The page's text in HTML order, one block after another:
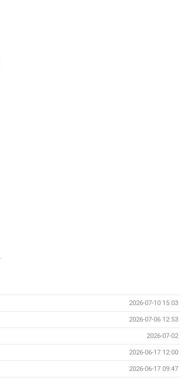
2026-07-10 15:03
2026-07-06 12:53
2026-07-02
2026-06-17 12:00
2026-06-17 09:47